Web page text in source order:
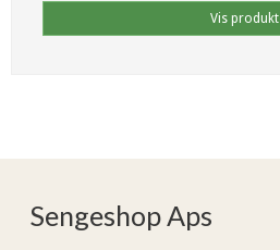
Vis produkt
Sengeshop Aps